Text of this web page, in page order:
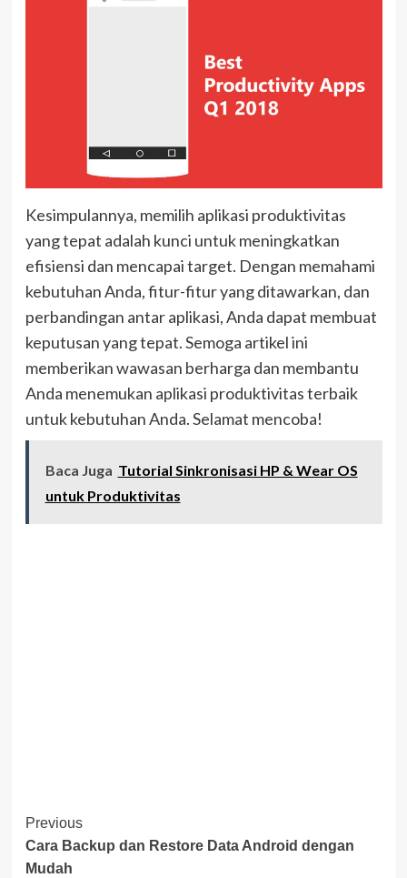
Kesimpulannya, memilih aplikasi produktivitas
yang tepat adalah kunci untuk meningkatkan
efisiensi dan mencapai target. Dengan memahami
kebutuhan Anda, fitur-fitur yang ditawarkan, dan
perbandingan antar aplikasi, Anda dapat membuat
keputusan yang tepat. Semoga artikel ini
memberikan wawasan berharga dan membantu
Anda menemukan aplikasi produktivitas terbaik
untuk kebutuhan Anda. Selamat mencoba!
Baca Juga Tutorial Sinkronisasi HP & Wear OS
untuk Produktivitas
Post
Navigation
Previous
Cara Backup dan Restore Data Android dengan
Mudah